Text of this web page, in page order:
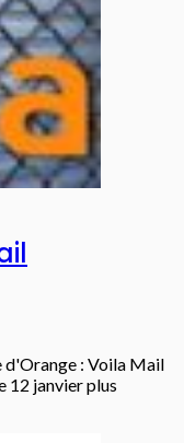
d'Orange : Voila Mail
12 janvier plus